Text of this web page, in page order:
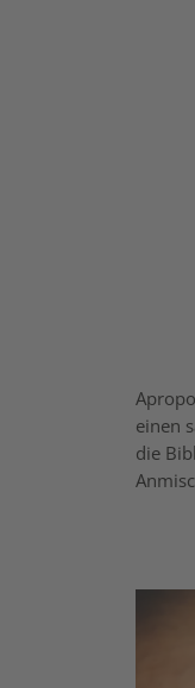
einen
die